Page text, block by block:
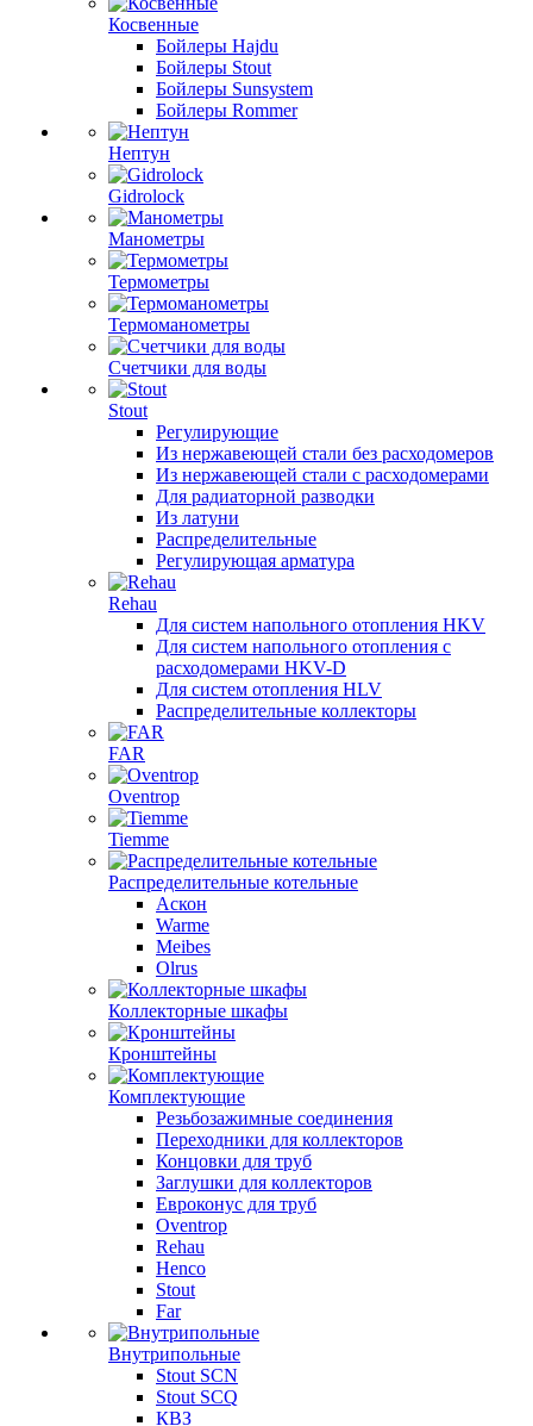
Косвенные
Бойлеры Hajdu
Бойлеры Stout
Бойлеры Sunsystem
Бойлеры Rommer
Нептун
Gidrolock
Манометры
Термометры
Термоманометры
Счетчики для воды
Stout
Регулирующие
Из нержавеющей стали без расходомеров
Из нержавеющей стали с расходомерами
Для радиаторной разводки
Из латуни
Распределительные
Регулирующая арматура
Rehau
Для систем напольного отопления HKV
Для систем напольного отопления с
расходомерами HKV-D
Для систем отопления HLV
Распределительные коллекторы
FAR
Oventrop
Tiemme
Распределительные котельные
Аскон
Warme
Meibes
Olrus
Коллекторные шкафы
Кронштейны
Комплектующие
Резьбозажимные соединения
Переходники для коллекторов
Концовки для труб
Заглушки для коллекторов
Евроконус для труб
Oventrop
Rehau
Henco
Stout
Far
Внутрипольные
Stout SCN
Stout SCQ
КВЗ